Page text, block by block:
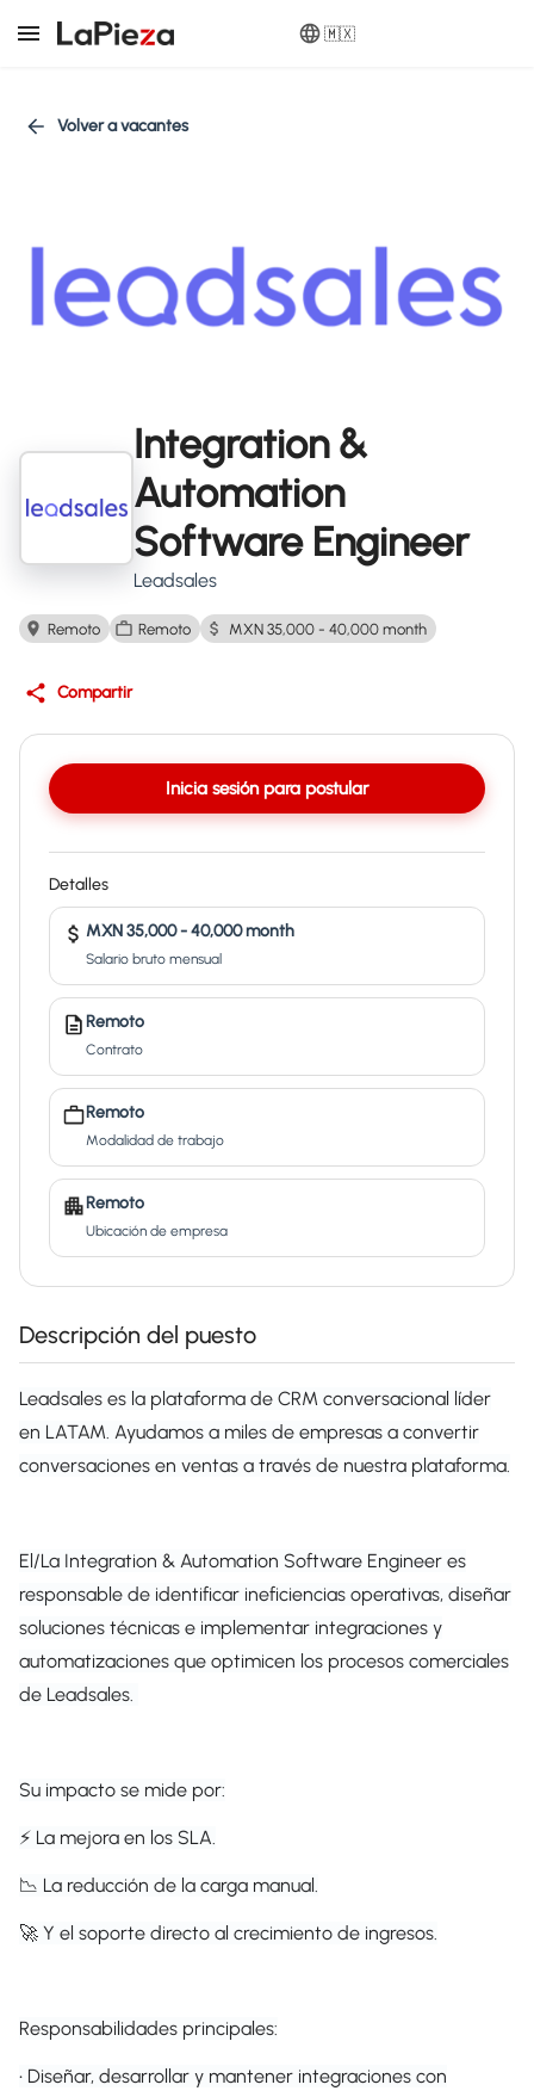
🇲🇽
Volver a vacantes
Integration &
Automation
Software Engineer
Leadsales
Remoto Remoto MXN 35,000 - 40,000 month
Compartir
Inicia sesión para postular
Detalles
MXN 35,000 - 40,000 month
Salario bruto mensual
Remoto
Contrato
Remoto
Modalidad de trabajo
Remoto
Ubicación de empresa
Descripción del puesto
Leadsales es la plataforma de CRM conversacional líder
en LATAM. Ayudamos a miles de empresas a convertir
conversaciones en ventas a través de nuestra plataforma.
El/La Integration & Automation Software Engineer es
responsable de identificar ineficiencias operativas, diseñar
soluciones técnicas e implementar integraciones y
automatizaciones que optimicen los procesos comerciales
de Leadsales.
Su impacto se mide por:
⚡ La mejora en los SLA.
📉 La reducción de la carga manual.
🚀 Y el soporte directo al crecimiento de ingresos.
Responsabilidades principales:
• Diseñar, desarrollar y mantener integraciones con